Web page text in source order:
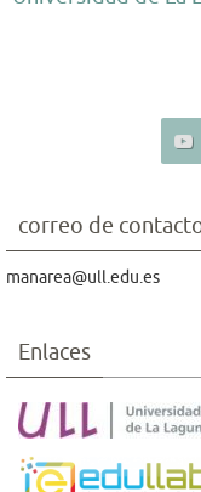
correo de
manarea@ull.edu.es
Enlaces